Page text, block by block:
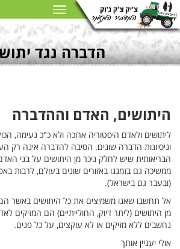
הדברה נגד
היתושים, האדם וההדברה
ליתושים ולאדם היסטוריה ארוכה ולא כ"כ נעימה,
וניסיונות הדברה שונים. הסיבה להדברה אינה רק
הבריאותית שיש לחלק ניכר מן היתושים על בני
ממשיכה גם בזמננו באזורים שונים בעולם, לרבות
(ובעבר גם בישראל).
אל תחשבו שאנו משמיצים את כל היתושים באשר
מן היתושים (ליתר דיוק, החולייתיים) הם המזיקים
נחשבים ללא מזיקים או לא עוקצים, על כל פנים.
אולי יעניין אותך